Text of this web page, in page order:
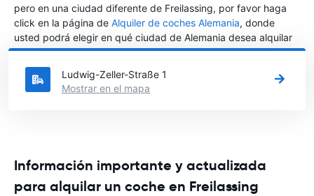
pero en una ciudad diferente de Freilassing, por favor haga
click en la página de Alquiler de coches Alemania, donde
usted podrá elegir en qué ciudad de Alemania desea alquilar
un coche.
Ludwig-Zeller-Straße 1
Mostrar en el mapa
Información importante y actualizada
para alquilar un coche en Freilassing